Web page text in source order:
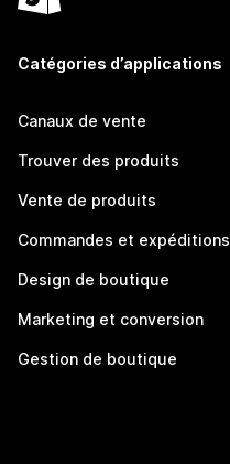
Catégories d’applications
Canaux de vente
Trouver des produits
Vente de produits
Commandes et expéditions
Design de boutique
Marketing et conversion
Gestion de boutique